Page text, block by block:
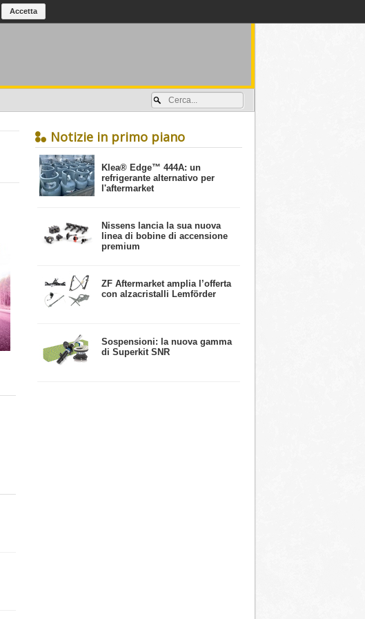
Notizie in primo piano
​Klea® Edge™ 444A: un
refrigerante alternativo per
l'aftermarket
Nissens lancia la sua nuova
linea di bobine di accensione
premium
ZF Aftermarket amplia l’offerta
con alzacristalli Lemförder
​Sospensioni: la nuova gamma
di Superkit SNR
Accetta